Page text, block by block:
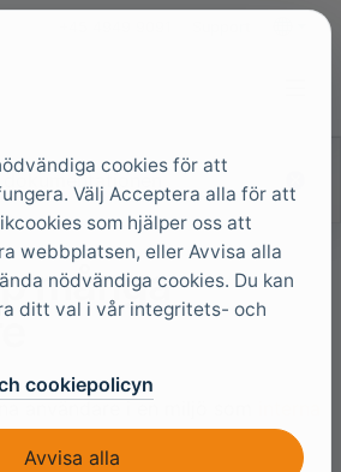
många
cookies för att
Välj Acceptera alla för att
som hjälper oss att
webbplatsen, eller Avvisa alla
nödvändiga cookies. Du kan
ditt val i vår integritets- och
cookiepolicyn
Avvisa alla